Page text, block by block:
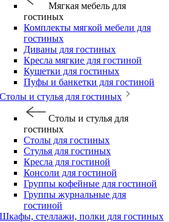
Мягкая мебель для
гостиных
Комплекты мягкой мебели для
гостиных
Диваны для гостиных
Кресла мягкие для гостиной
Кушетки для гостиных
Пуфы и банкетки для гостиной
Столы и стулья для гостиных
Столы и стулья для
гостиных
Столы для гостиных
Стулья для гостиных
Кресла для гостиной
Консоли для гостиной
Группы кофейные для гостиной
Группы журнальные для
гостиной
Шкафы, стеллажи, полки для гостиных